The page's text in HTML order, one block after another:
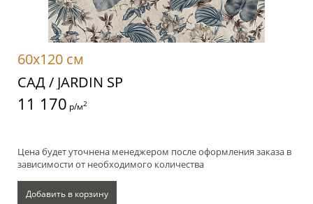
60x120 см
САД / JARDIN SP
11 170 р/м2
Цена будет уточнена менеджером после оформления заказа в
зависимости от необходимого количества
Добавить в корзину